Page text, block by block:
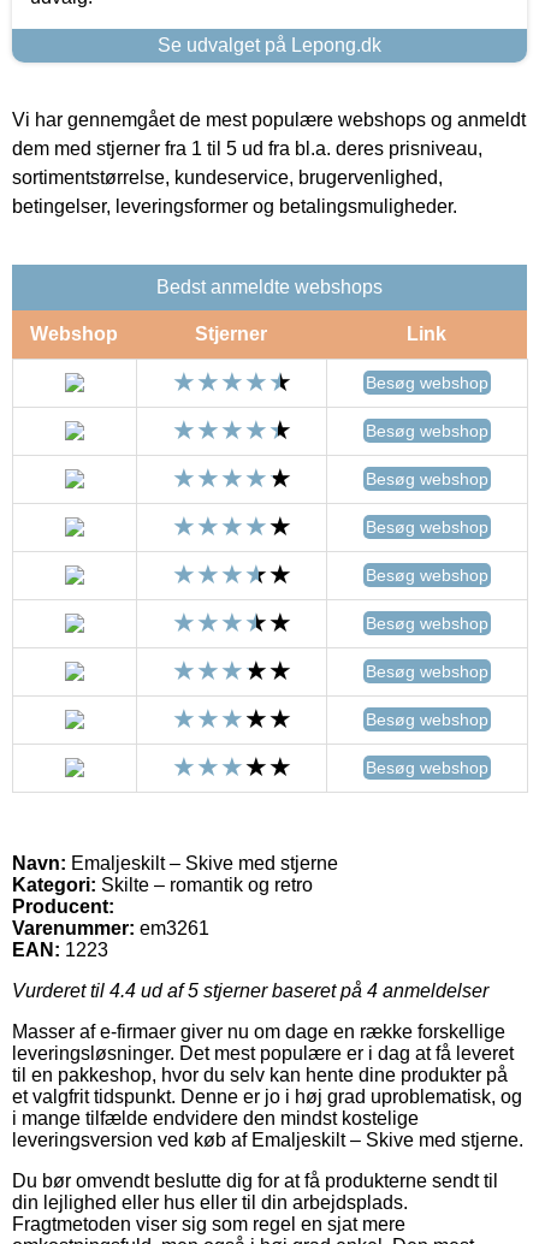
Se udvalget på Lepong.dk
Vi har gennemgået de mest populære webshops og anmeldt
dem med stjerner fra 1 til 5 ud fra bl.a. deres prisniveau,
sortimentstørrelse, kundeservice, brugervenlighed,
betingelser, leveringsformer og betalingsmuligheder.
Bedst anmeldte webshops
Webshop Stjerner Link
Besøg webshop
Besøg webshop
Besøg webshop
Besøg webshop
Besøg webshop
Besøg webshop
Besøg webshop
Besøg webshop
Besøg webshop
Navn: Emaljeskilt – Skive med stjerne
Kategori: Skilte – romantik og retro
Producent:
Varenummer: em3261
EAN: 1223
Vurderet til 4.4 ud af 5 stjerner baseret på 4 anmeldelser
Masser af e-firmaer giver nu om dage en række forskellige
leveringsløsninger. Det mest populære er i dag at få leveret
til en pakkeshop, hvor du selv kan hente dine produkter på
et valgfrit tidspunkt. Denne er jo i høj grad uproblematisk, og
i mange tilfælde endvidere den mindst kostelige
leveringsversion ved køb af Emaljeskilt – Skive med stjerne.
Du bør omvendt beslutte dig for at få produkterne sendt til
din lejlighed eller hus eller til din arbejdsplads.
Fragtmetoden viser sig som regel en sjat mere